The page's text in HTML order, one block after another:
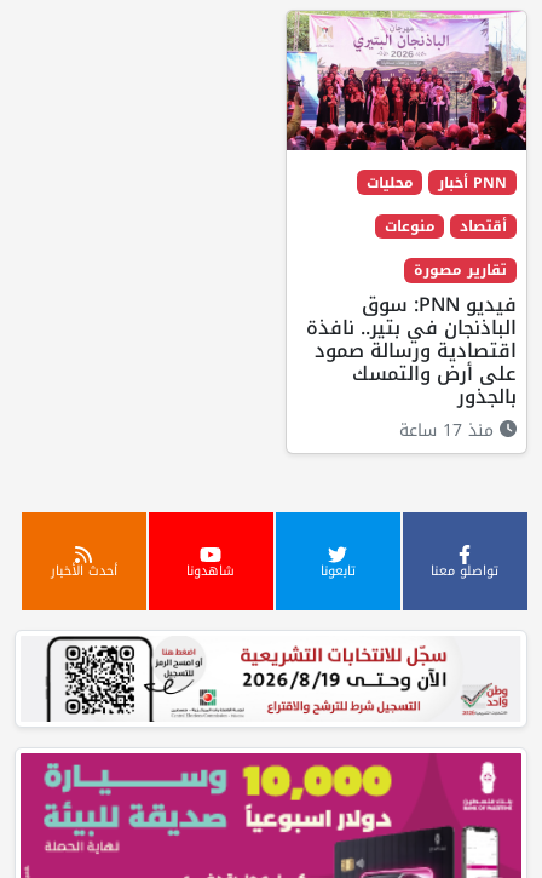
PNN أخبار
محليات
أقتصاد
منوعات
تقارير مصورة
فيديو PNN: سوق
الباذنجان في بتير.. نافذة
اقتصادية ورسالة صمود
على أرض والتمسك
بالجذور
منذ 17 ساعة
تواصلو معنا تابعونا شاهدونا أحدث الأخبار